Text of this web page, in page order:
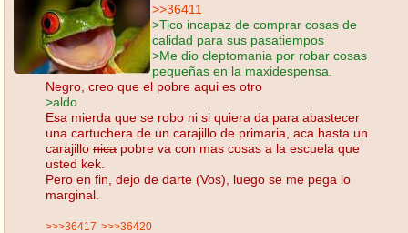
>>36411
>Tico incapaz de comprar cosas de
calidad para sus pasatiempos
>Me dio cleptomania por robar cosas
pequeñas en la maxidespensa.
Negro, creo que el pobre aqui es otro
>aldo
Esa mierda que se robo ni si quiera da para abastecer
una cartuchera de un carajillo de primaria, aca hasta un
carajillo nica pobre va con mas cosas a la escuela que
usted kek.
Pero en fin, dejo de darte (Vos), luego se me pega lo
marginal.
>>>36417 >>>36420